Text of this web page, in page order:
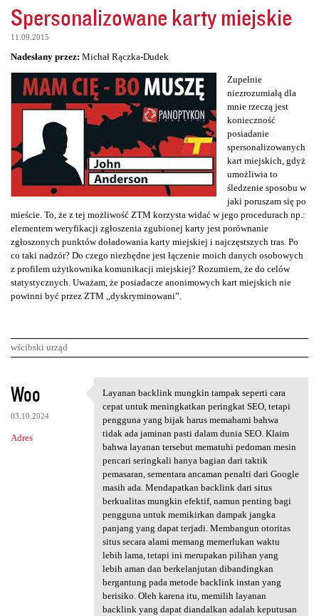
Spersonalizowane karty miejskie
11.09.2015
Nadesłany przez: Michał Rączka-Dudek
Zupełnie
niezrozumiałą dla
mnie rzeczą jest
konieczność
posiadanie
spersonalizowanych
kart miejskich, gdyż
umożliwia to
śledzenie sposobu w
jaki poruszam się po
mieście. To, że z tej możliwość ZTM korzysta widać w jego procedurach np.:
elementem weryfikacji zgłoszenia zgubionej karty jest porównanie
zgłoszonych punktów doładowania karty miejskiej i najczęstszych tras. Po
co taki nadzór? Do czego niezbędne jest łączenie moich danych osobowych
z profilem użytkownika komunikacji miejskiej? Rozumiem, że do celów
statystycznych. Uważam, że posiadacze anonimowych kart miejskich nie
powinni być przez ZTM „dyskryminowani”.
wścibski urząd
K
o
m
e
Woo
03.10.2024
Adres
Layanan backlink mungkin
Layanan backlink mungkin tampak seperti cara
cepat untuk meningkatkan peringkat SEO, tetapi
pengguna yang bijak harus memahami bahwa
tidak ada jaminan pasti dalam dunia SEO. Klaim
bahwa layanan tersebut mematuhi pedoman mesin
pencari seringkali hanya bagian dari taktik
pemasaran, sementara ancaman penalti dari Google
masih ada. Mendapatkan backlink dari situs
berkualitas mungkin efektif, namun penting bagi
pengguna untuk memikirkan dampak jangka
panjang yang dapat terjadi. Membangun otoritas
situs secara alami memang memerlukan waktu
lebih lama, tetapi ini merupakan pilihan yang
lebih aman dan berkelanjutan dibandingkan
bergantung pada metode backlink instan yang
berisiko. Oleh karena itu, memilih layanan
backlink yang dapat diandalkan adalah keputusan